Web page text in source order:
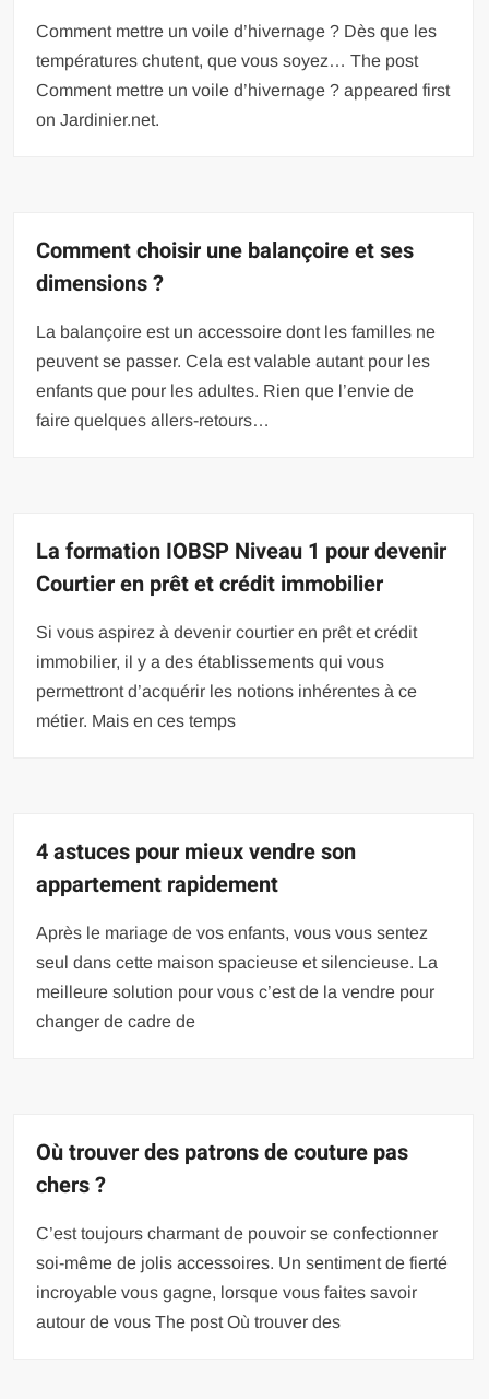
Comment mettre un voile d’hivernage ? Dès que les
températures chutent, que vous soyez… The post
Comment mettre un voile d’hivernage ? appeared first
on Jardinier.net.
Comment choisir une balançoire et ses
dimensions ?
La balançoire est un accessoire dont les familles ne
peuvent se passer. Cela est valable autant pour les
enfants que pour les adultes. Rien que l’envie de
faire quelques allers-retours…
La formation IOBSP Niveau 1 pour devenir
Courtier en prêt et crédit immobilier
Si vous aspirez à devenir courtier en prêt et crédit
immobilier, il y a des établissements qui vous
permettront d’acquérir les notions inhérentes à ce
métier. Mais en ces temps
4 astuces pour mieux vendre son
appartement rapidement
Après le mariage de vos enfants, vous vous sentez
seul dans cette maison spacieuse et silencieuse. La
meilleure solution pour vous c’est de la vendre pour
changer de cadre de
Où trouver des patrons de couture pas
chers ?
C’est toujours charmant de pouvoir se confectionner
soi-même de jolis accessoires. Un sentiment de fierté
incroyable vous gagne, lorsque vous faites savoir
autour de vous The post Où trouver des